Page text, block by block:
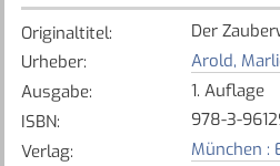
Originaltitel:
Der
Urheber:
Arold,
Ausgabe:
1. Auflage
ISBN:
978-3-
Verlag:
München :